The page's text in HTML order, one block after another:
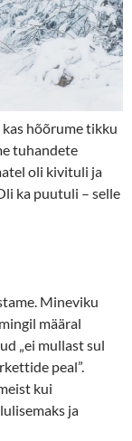
hõõrume tikku
tuhandete
oli kivituli ja
ka puutuli – selle
Mineviku
määral
„ei mullast sul
peal”.
kui
ja